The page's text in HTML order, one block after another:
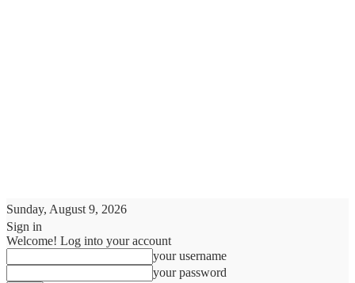
Sunday, August 9, 2026
Sign in
Welcome! Log into your account
your username
your password